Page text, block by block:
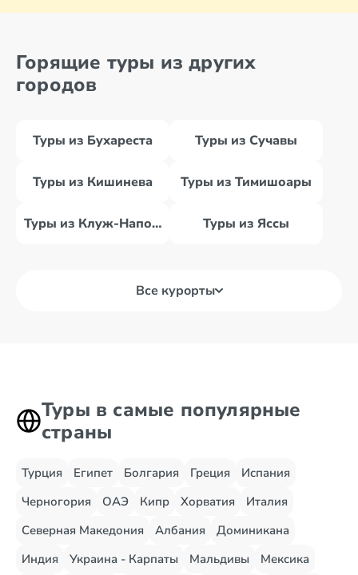
Горящие туры из других
городов
Туры из Бухареста Туры из Сучавы
Туры из Кишинева Туры из Тимишоары
Туры из Клуж-Напоки Туры из Яссы
Все курорты
Туры в самые популярные
страны
Турция Египет Болгария Греция
Испания
Черногория
ОАЭ Кипр Хорватия
Италия
Северная Македония
Албания
Доминикана
Индия
Украина - Карпаты Мальдивы
Мексика